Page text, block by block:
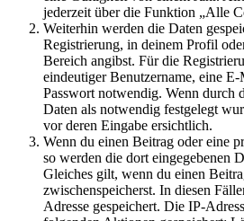
jederzeit über die Funktion „Alle
Weiterhin werden die Daten
Registrierung, in deinem Profil
Bereich angibst. Für die
eindeutiger Benutzername, eine
Passwort notwendig. Wenn durch
Daten als notwendig festgelegt
vor deren Eingabe ersichtlich.
Wenn du einen Beitrag oder eine
so werden die dort eingegebenen
Gleiches gilt, wenn du einen
zwischenspeicherst. In diesen
Adresse gespeichert. Die IP-